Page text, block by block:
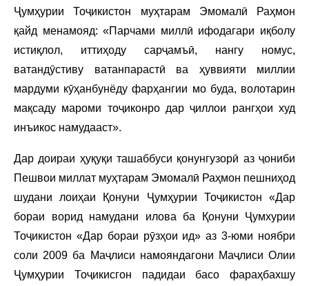
Ҷумҳурии Тоҷикистон муҳтарам Эмомалӣ Раҳмон
қайд менамояд: «Парчами миллӣ ифодагари иқболу
истиқлол, иттиҳоду сарҷамъӣ, нангу номус,
ватандӯстиву ватанпарастӣ ва ҳуввияти миллии
мардуми кӯҳанбунёду фарҳангии мо буда, волотарин
мақсаду мароми тоҷиконро дар ҷиллои рангҳои худ
инъикос намудааст».
Дар доираи ҳуқуқи ташаббуси қонунгузорӣ аз ҷониби
Пешвои миллат муҳтарам Эмомалӣ Раҳмон пешниҳод
шудани лоиҳаи Қонуни Ҷумҳурии Тоҷикистон «Дар
бораи ворид намудани илова ба Қонуни Ҷумхурии
Тоҷикистон «Дар бораи рӯзҳои ид» аз 3-юми ноябри
соли 2009 ба Маҷлиси намояндагони Маҷлиси Олии
Ҷумҳурии Тоҷикисгон падидаи басо фараҳбахшу